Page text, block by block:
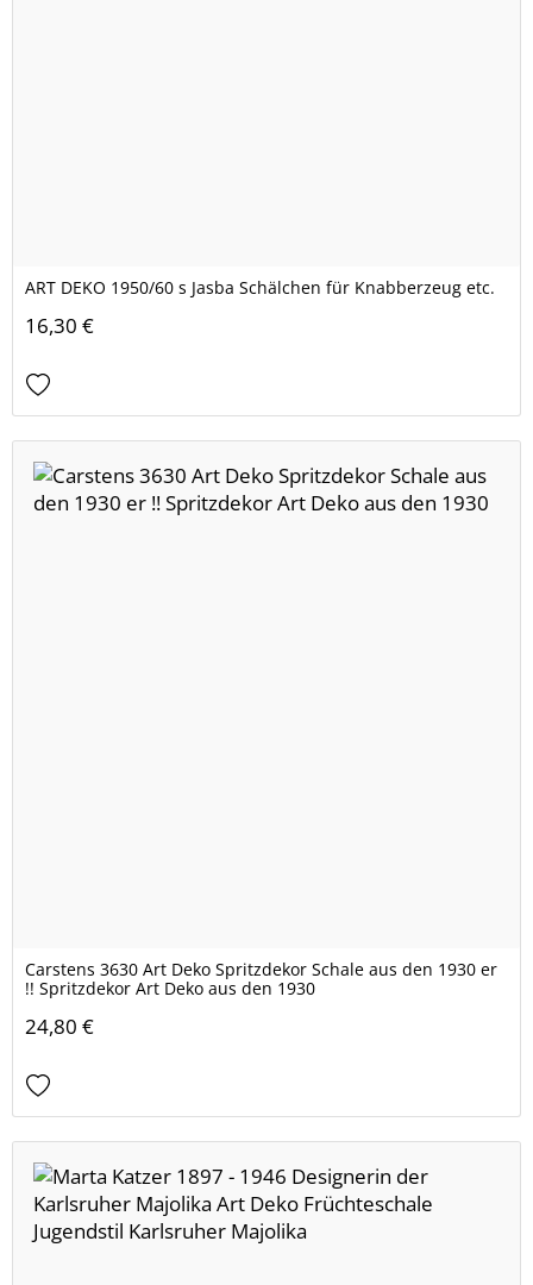
ART DEKO 1950/60 s Jasba Schälchen für Knabberzeug etc.
16,30 €
Carstens 3630 Art Deko Spritzdekor Schale aus den 1930 er
!! Spritzdekor Art Deko aus den 1930
24,80 €